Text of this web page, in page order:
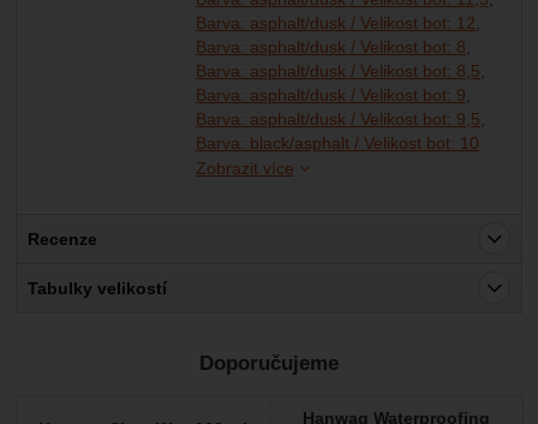
Barva: asphalt/dusk / Velikost bot: 12
Barva: asphalt/dusk / Velikost bot: 8
Barva: asphalt/dusk / Velikost bot: 8,5
Barva: asphalt/dusk / Velikost bot: 9
Barva: asphalt/dusk / Velikost bot: 9,5
Barva: black/asphalt / Velikost bot: 10Barva:
Barva:
Barva:
Barva:
Barva:
Barva:
Barva:
Barva:
Barva:
Barva:
Barva:
Barva:
Barva:
Barva:
Barva:
Barva:
Barva:
Barva:
Barva:
Barva:
Barva:
Barva:
Barva:
Barva:
Barva:
Barva:
Zobrazit více
Recenze
Nebyla přidána žádná recenze.
Tabulky velikostí
Doporučujeme
Hanwag Waterproofing